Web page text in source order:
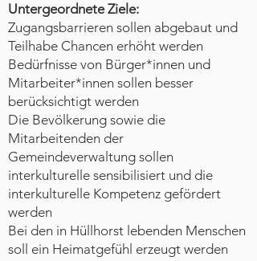
Untergeordnete Ziele:
Zugangsbarrieren sollen abgebaut und
Teilhabe Chancen erhöht werden
Bedürfnisse von Bürger*innen und
Mitarbeiter*innen sollen besser
berücksichtigt werden
Die Bevölkerung sowie die
Mitarbeitenden der
Gemeindeverwaltung sollen
interkulturelle sensibilisiert und die
interkulturelle Kompetenz gefördert
werden
Bei den in Hüllhorst lebenden Menschen
soll ein Heimatgefühl erzeugt werden